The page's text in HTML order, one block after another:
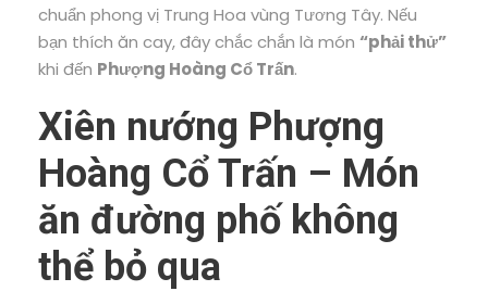
chuẩn phong vị Trung Hoa vùng Tương Tây. Nếu
bạn thích ăn cay, đây chắc chắn là món “phải thử”
khi đến Phượng Hoàng Cổ Trấn.
Xiên nướng Phượng
Hoàng Cổ Trấn – Món
ăn đường phố không
thể bỏ qua